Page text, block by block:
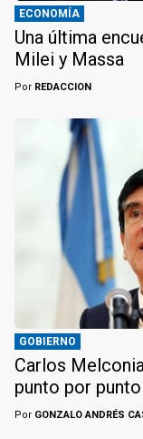
ECONOMÍA
Una última
Milei y Massa
Por REDACCION
GOBIERNO
Carlos
punto por punto
Por GONZALO ANDRÉS